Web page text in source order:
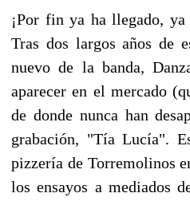
¡Por fin ya ha llegado,
Tras dos largos años de
nuevo de la banda,
aparecer en el mercado
de donde nunca han
grabación, "Tía Lucía".
pizzería de Torremolinos
los ensayos a mediados